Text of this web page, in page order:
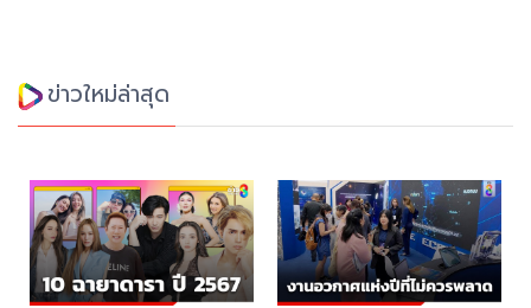
ข่าวใหม่ล่าสุด